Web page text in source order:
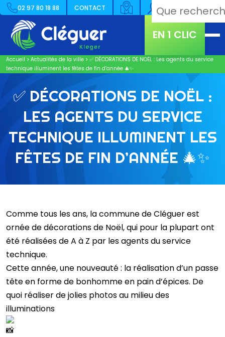
02 97 80 18 88 CONTACT
EN 1 CLIC
Accueil > Actualités de la ville > ✅ DÉCORATIONS DE NOËL : Les agents du service
technique illuminent les fêtes de fin d’année ​🎄​✨
✅ DÉCORATIONS DE NOËL :
LES AGENTS DU SERVICE
TECHNIQUE ILLUMINENT LES
FÊTES DE FIN D’ANNÉE ​🎄​✨
Comme tous les ans, la commune de Cléguer est
ornée de décorations de Noël, qui pour la plupart ont
été réalisées de A à Z par les agents du service
technique.
Cette année, une nouveauté : la réalisation d’un passe
tête en forme de bonhomme en pain d’épices. De
quoi réaliser de jolies photos au milieu des
illuminations